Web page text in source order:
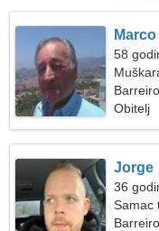
Marco
58
Obitelj
Jorge
36
Samac